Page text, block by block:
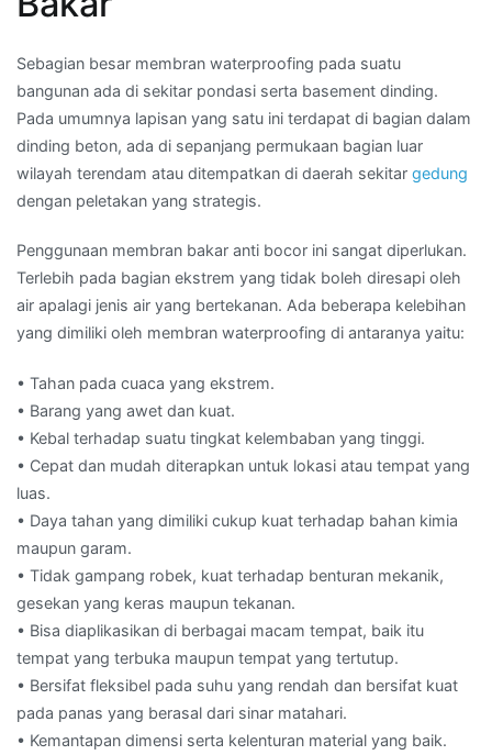
Sebagian besar membran waterproofing pada suatu
bangunan ada di sekitar pondasi serta basement dinding.
Pada umumnya lapisan yang satu ini terdapat di bagian dalam
dinding beton, ada di sepanjang permukaan bagian luar
wilayah terendam atau ditempatkan di daerah sekitar gedung
dengan peletakan yang strategis.
Penggunaan membran bakar anti bocor ini sangat diperlukan.
Terlebih pada bagian ekstrem yang tidak boleh diresapi oleh
air apalagi jenis air yang bertekanan. Ada beberapa kelebihan
yang dimiliki oleh membran waterproofing di antaranya yaitu:
• Tahan pada cuaca yang ekstrem.
• Barang yang awet dan kuat.
• Kebal terhadap suatu tingkat kelembaban yang tinggi.
• Cepat dan mudah diterapkan untuk lokasi atau tempat yang
luas.
• Daya tahan yang dimiliki cukup kuat terhadap bahan kimia
maupun garam.
• Tidak gampang robek, kuat terhadap benturan mekanik,
gesekan yang keras maupun tekanan.
• Bisa diaplikasikan di berbagai macam tempat, baik itu
tempat yang terbuka maupun tempat yang tertutup.
• Bersifat fleksibel pada suhu yang rendah dan bersifat kuat
pada panas yang berasal dari sinar matahari.
• Kemantapan dimensi serta kelenturan material yang baik.